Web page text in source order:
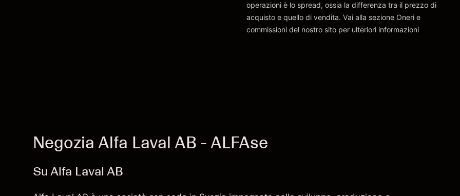
operazioni è lo spread, ossia la differenza tra il prezzo di
acquisto e quello di vendita. Vai alla sezione Oneri e
commissioni del nostro sito per ulteriori informazioni
Negozia Alfa Laval AB - ALFAse
Su Alfa Laval AB